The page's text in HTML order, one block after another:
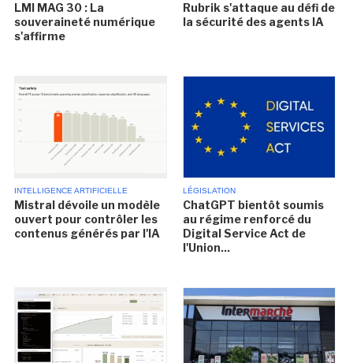
LMI MAG 30 : La
souveraineté numérique
s'affirme
Rubrik s'attaque au défi de
la sécurité des agents IA
INTELLIGENCE ARTIFICIELLE
Mistral dévoile un modèle
ouvert pour contrôler les
contenus générés par l'IA
LÉGISLATION
ChatGPT bientôt soumis
au régime renforcé du
Digital Service Act de
l'Union...